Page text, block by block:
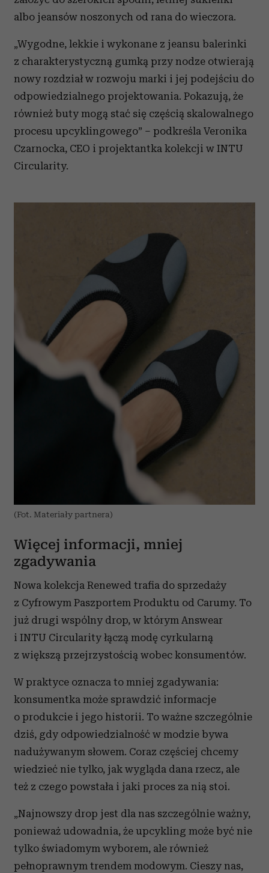
albo jeansów noszonych od rana do wieczora.
„Wygodne, lekkie i wykonane z jeansu balerinki
z charakterystyczną gumką przy nodze otwierają
nowy rozdział w rozwoju marki i jej podejściu do
odpowiedzialnego projektowania. Pokazują, że
również buty mogą stać się częścią skalowalnego
procesu upcyklingowego” – podkreśla Veronika
Czarnocka, CEO i projektantka kolekcji w INTU
Circularity.
(Fot. Materiały partnera)
Więcej informacji, mniej
zgadywania
Nowa kolekcja Renewed trafia do sprzedaży
z Cyfrowym Paszportem Produktu od Carumy. To
już drugi wspólny drop, w którym Answear
i INTU Circularity łączą modę cyrkularną
z większą przejrzystością wobec konsumentów.
W praktyce oznacza to mniej zgadywania:
konsumentka może sprawdzić informacje
o produkcie i jego historii. To ważne szczególnie
dziś, gdy odpowiedzialność w modzie bywa
nadużywanym słowem. Coraz częściej chcemy
wiedzieć nie tylko, jak wygląda dana rzecz, ale
też z czego powstała i jaki proces za nią stoi.
„Najnowszy drop jest dla nas szczególnie ważny,
ponieważ udowadnia, że upcykling może być nie
tylko świadomym wyborem, ale również
pełnoprawnym trendem modowym. Cieszy nas,